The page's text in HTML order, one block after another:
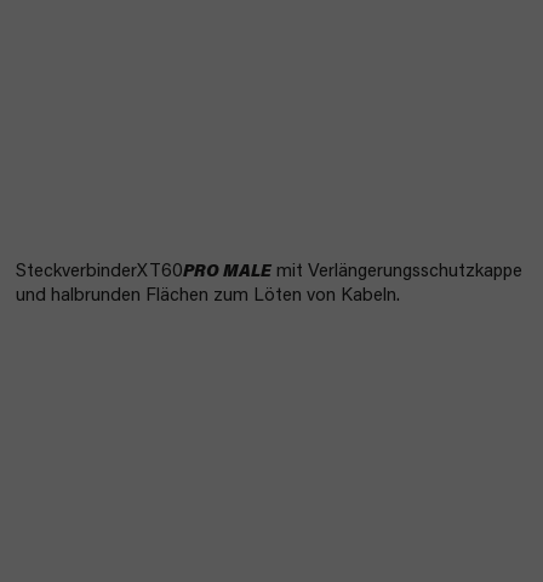
SteckverbinderXT60PRO MALE mit Verlängerungsschutzkappe
und halbrunden Flächen zum Löten von Kabeln.